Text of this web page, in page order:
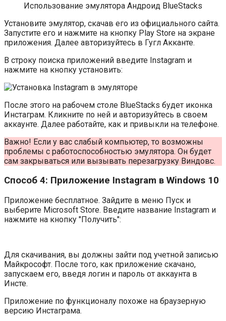
Использование эмулятора Андроид BlueStacks
Установите эмулятор, скачав его из официального сайта.
Запустите его и нажмите на кнопку Play Store на экране
приложения. Далее авторизуйтесь в Гугл Акканте.
В строку поиска приложений введите Instagram и
нажмите на кнопку установить:
После этого на рабочем столе BlueStacks будет иконка
Инстаграм. Кликните по ней и авторизуйтесь в своем
аккаунте. Далее работайте, как и привыкли на телефоне.
Важно! Если у вас слабый компьютер, то возможны
проблемы с работоспособностью эмулятора. Он будет
сам закрываться или вызывать перезагрузку Виндовс.
Способ 4: Приложение Instagram в Windows 10
Приложение бесплатное. Зайдите в меню Пуск и
выберите Microsoft Store. Введите название Instagram и
нажмите на кнопку "Получить":
Для скачивания, вы должны зайти под учетной записью
Майкрософт. После того, как приложение скачано,
запускаем его, введя логин и пароль от аккаунта в
Инсте.
Приложение по функционалу похоже на браузерную
версию Инстаграма.